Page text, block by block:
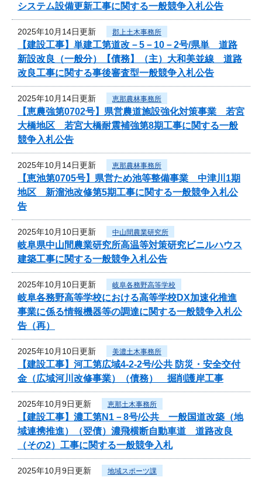
システム設備更新工事に関する一般競争入札公告
2025年10月14日更新 郡上土木事務所
【建設工事】単建工第道改－5－10－2号/県単 道路
新設改良（一般分）【債務】（主）大和美並線 道路
改良工事に関する事後審査型一般競争入札公告
2025年10月14日更新 恵那農林事務所
【恵農強第0702号】県営農道施設強化対策事業 若宮
大橋地区 若宮大橋耐震補強第8期工事に関する一般
競争入札公告
2025年10月14日更新 恵那農林事務所
【恵池第0705号】県営ため池等整備事業 中津川1期
地区 新溜池改修第5期工事に関する一般競争入札公
告
2025年10月10日更新 中山間農業研究所
岐阜県中山間農業研究所高温等対策研究ビニルハウス
建築工事に関する一般競争入札公告
2025年10月10日更新 岐阜各務野高等学校
岐阜各務野高等学校における高等学校DX加速化推進
事業に係る情報機器等の調達に関する一般競争入札公
告（再）
2025年10月10日更新 美濃土木事務所
【建設工事】河工第広域4-2-2号/公共 防災・安全交付
金（広域河川改修事業）（債務） 掘削護岸工事
2025年10月9日更新 恵那土木事務所
【建設工事】濃工第N1－8号/公共 一般国道改築（地
域連携推進）（翌債）濃飛横断自動車道 道路改良
（その2）工事に関する一般競争入札
2025年10月9日更新 地域スポーツ課